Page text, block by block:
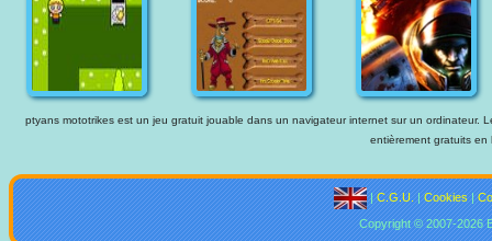
ptyans mototrikes est un jeu gratuit jouable dans un navigateur internet sur un ordinateur.
entièrement gratuits en
|C.G.U.|Cookies|
Copyright © 2007-2026